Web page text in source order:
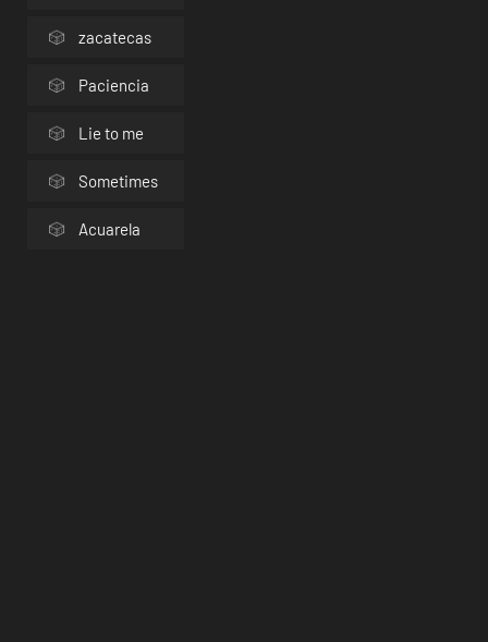
zacatecas
Paciencia
Lie to me
Sometimes
Acuarela